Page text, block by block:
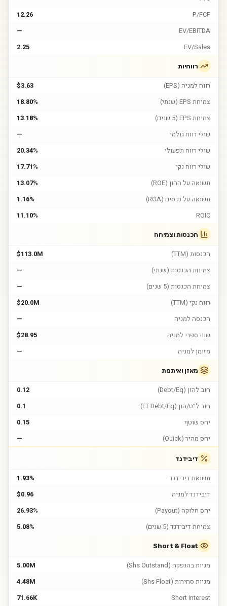
P/FCF
12.26
EV/EBITDA
—
EV/Sales
2.25
רווחיות
רווח למניה (EPS)
$3.63
צמיחת EPS (שנתי)
18.80%
צמיחת EPS (5 שנים)
13.18%
שולי רווח גולמי
—
שולי רווח תפעולי
20.34%
שולי רווח נקי
17.71%
תשואה על ההון (ROE)
13.07%
תשואה על נכסים (ROA)
1.16%
ROIC
11.10%
הכנסות וצמיחה
הכנסות (TTM)
$113.0M
צמיחת הכנסות (שנתי)
—
צמיחת הכנסות (5 שנים)
—
רווח נקי (TTM)
$20.0M
הכנסה למניה
—
שווי ספרי למניה
$28.95
מזומן למניה
—
מאזן ואיתנות
חוב להון (Debt/Eq)
0.12
חוב ל״ט/הון (LT Debt/Eq)
0.1
יחס שוטף
0.15
יחס מהיר (Quick)
—
דיבידנד
תשואת דיבידנד
1.93%
דיבידנד למניה
$0.96
יחס חלוקה (Payout)
26.93%
צמיחת דיבידנד (5 שנים)
5.08%
Short & Float
מניות בהנפקה (Shs Outstand)
5.00M
מניות סחירות (Shs Float)
4.48M
Short Interest
71.66K